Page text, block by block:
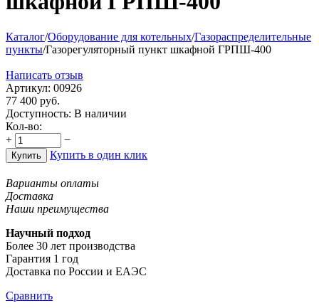
Каталог/Оборудование для котельных/Газораспределительные
пункты/Газорегуляторный пункт шкафной ГРПШ-400
Написать отзыв
Артикул: 00926
77 400 руб.
Доступность: В наличии
Кол-во:
+
−
Купить Купить в один клик
Варианты оплаты
Доставка
Наши преимущества
Научный подход
Более 30 лет производства
Гарантия 1 год
Доставка по России и ЕАЭС
Сравнить